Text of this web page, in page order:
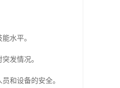
水平。
发情况。
和设备的安全。